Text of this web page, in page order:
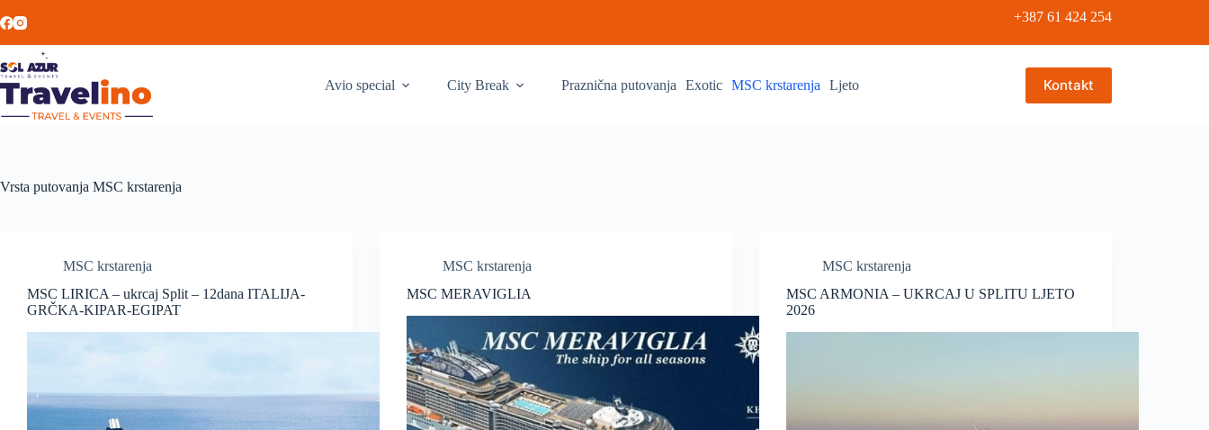
+387 61 424 254
Avio special City Break Praznična putovanja Exotic MSC krstarenja Ljeto Kontakt
Vrsta putovanja MSC krstarenja
MSC krstarenja
MSC LIRICA – ukrcaj Split – 12dana ITALIJA-
GRČKA-KIPAR-EGIPAT
MSC krstarenja
MSC MERAVIGLIA
MSC krstarenja
MSC ARMONIA – UKRCAJ U SPLITU LJETO
2026